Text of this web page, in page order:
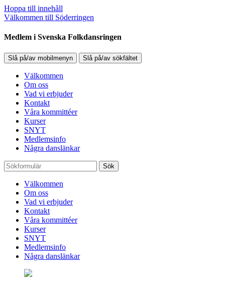
Hoppa till innehåll
Välkommen till Söderringen
Medlem i Svenska Folkdansringen
Slå på/av mobilmenyn Slå på/av sökfältet
Välkommen
Om oss
Vad vi erbjuder
Kontakt
Våra kommittéer
Kurser
SNYT
Medlemsinfo
Några danslänkar
Sök
Välkommen
Om oss
Vad vi erbjuder
Kontakt
Våra kommittéer
Kurser
SNYT
Medlemsinfo
Några danslänkar